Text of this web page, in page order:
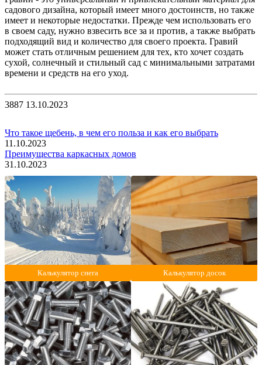
садового дизайна, который имеет много достоинств, но также
имеет и некоторые недостатки. Прежде чем использовать его
в своем саду, нужно взвесить все за и против, а также выбрать
подходящий вид и количество для своего проекта. Гравий
может стать отличным решением для тех, кто хочет создать
сухой, солнечный и стильный сад с минимальными затратами
времени и средств на его уход.
3887 13.10.2023
Что такое щебень, в чем его польза и как его выбрать
11.10.2023
Преимущества каркасных домов
31.10.2023
Калькулятор снега Калькулятор досок